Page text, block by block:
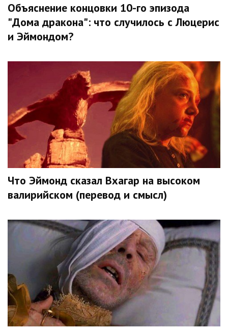
Объяснение концовки 10-го эпизода
"Дома дракона": что случилось с Люцерис
и Эймондом?
Что Эймонд сказал Вхагар на высоком
валирийском (перевод и смысл)